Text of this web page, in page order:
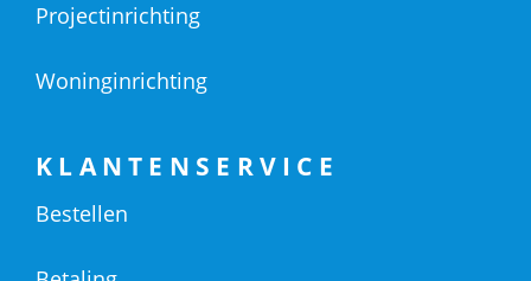
Projectinrichting
Woninginrichting
KLANTENSERVICE
Bestellen